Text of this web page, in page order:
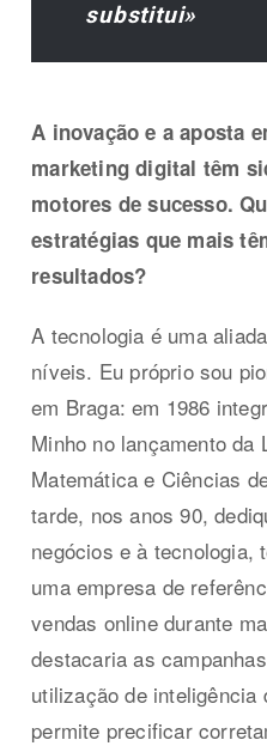
substitui»
A inovação e a aposta
marketing digital têm
motores de sucesso.
estratégias que mais
resultados?
A tecnologia é uma
níveis. Eu próprio sou
em Braga: em 1986
Minho no lançamento da
Matemática e Ciências
tarde, nos anos 90,
negócios e à tecnologia,
uma empresa de
vendas online durante
destacaria as
utilização de inteligência
permite precificar